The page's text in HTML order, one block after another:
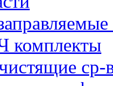
комплекты
ср-